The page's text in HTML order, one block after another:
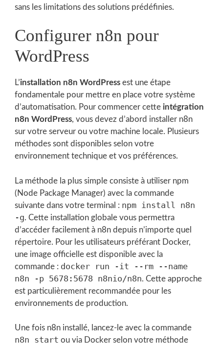
sans les limitations des solutions prédéfinies.
Configurer n8n pour
WordPress
L’installation n8n WordPress est une étape
fondamentale pour mettre en place votre système
d’automatisation. Pour commencer cette intégration
n8n WordPress, vous devez d’abord installer n8n
sur votre serveur ou votre machine locale. Plusieurs
méthodes sont disponibles selon votre
environnement technique et vos préférences.
La méthode la plus simple consiste à utiliser npm
(Node Package Manager) avec la commande
suivante dans votre terminal : npm install n8n
-g. Cette installation globale vous permettra
d’accéder facilement à n8n depuis n’importe quel
répertoire. Pour les utilisateurs préférant Docker,
une image officielle est disponible avec la
commande : docker run -it --rm --name
n8n -p 5678:5678 n8nio/n8n. Cette approche
est particulièrement recommandée pour les
environnements de production.
Une fois n8n installé, lancez-le avec la commande
n8n start ou via Docker selon votre méthode